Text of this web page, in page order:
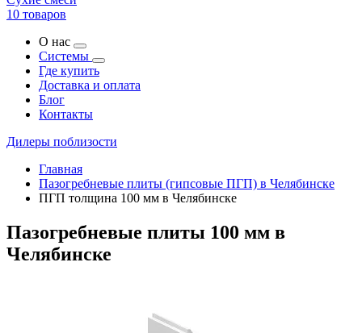
10 товаров
О нас
Системы
Где купить
Доставка и оплата
Блог
Контакты
Дилеры поблизости
Главная
Пазогребневые плиты (гипсовые ПГП) в Челябинске
ПГП толщина 100 мм в Челябинске
Пазогребневые плиты 100 мм в
Челябинске